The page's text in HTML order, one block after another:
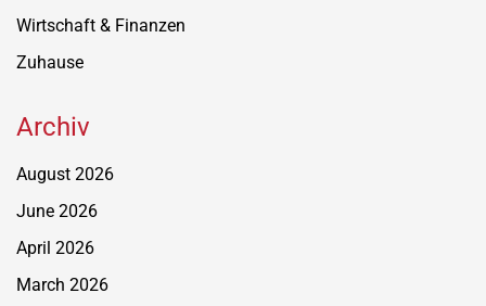
Wirtschaft & Finanzen
Zuhause
Archiv
August 2026
June 2026
April 2026
March 2026